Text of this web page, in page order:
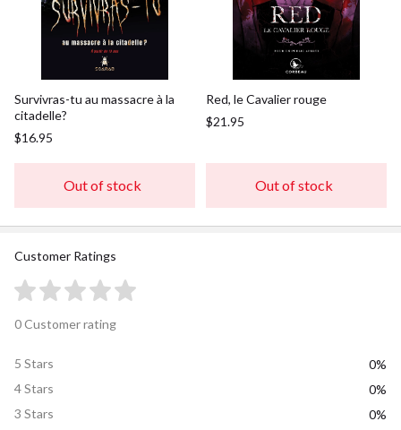
Survivras-tu au massacre à la
citadelle?
$16.95
Out of stock
Red, le Cavalier rouge
$21.95
Out of stock
Customer Ratings
0 Customer rating
5 Stars
0%
4 Stars
0%
3 Stars
0%